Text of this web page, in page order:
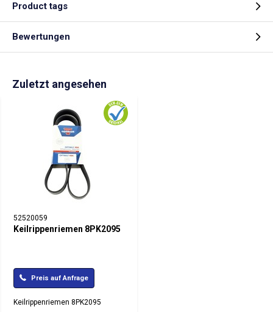
Product tags
Bewertungen
Zuletzt angesehen
52520059
Keilrippenriemen 8PK2095
Preis auf Anfrage
Keilrippenriemen 8PK2095